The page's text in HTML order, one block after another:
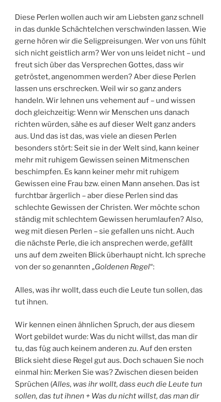
Diese Perlen wollen auch wir am Liebsten ganz schnell
in das dunkle Schächtelchen verschwinden lassen. Wie
gerne hören wir die Seligpreisungen. Wer von uns fühlt
sich nicht geistlich arm? Wer von uns leidet nicht – und
freut sich über das Versprechen Gottes, dass wir
getröstet, angenommen werden? Aber diese Perlen
lassen uns erschrecken. Weil wir so ganz anders
handeln. Wir lehnen uns vehement auf – und wissen
doch gleichzeitig: Wenn wir Menschen uns danach
richten würden, sähe es auf dieser Welt ganz anders
aus. Und das ist das, was viele an diesen Perlen
besonders stört: Seit sie in der Welt sind, kann keiner
mehr mit ruhigem Gewissen seinen Mitmenschen
beschimpfen. Es kann keiner mehr mit ruhigem
Gewissen eine Frau bzw. einen Mann ansehen. Das ist
furchtbar ärgerlich – aber diese Perlen sind das
schlechte Gewissen der Christen. Wer möchte schon
ständig mit schlechtem Gewissen herumlaufen? Also,
weg mit diesen Perlen – sie gefallen uns nicht. Auch
die nächste Perle, die ich ansprechen werde, gefällt
uns auf dem zweiten Blick überhaupt nicht. Ich spreche
von der so genannten „Goldenen Regel“:
Alles, was ihr wollt, dass euch die Leute tun sollen, das
tut ihnen.
Wir kennen einen ähnlichen Spruch, der aus diesem
Wort gebildet wurde: Was du nicht willst, das man dir
tu, das füg auch keinem anderen zu. Auf den ersten
Blick sieht diese Regel gut aus. Doch schauen Sie noch
einmal hin: Merken Sie was? Zwischen diesen beiden
Sprüchen (Alles, was ihr wollt, dass euch die Leute tun
sollen, das tut ihnen + Was du nicht willst, das man dir